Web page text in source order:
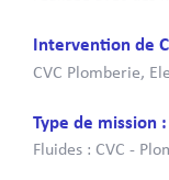
Intervention de
CVC Plomberie,
Type de mission :
Fluides : CVC -